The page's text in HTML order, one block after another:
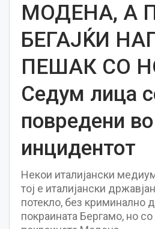
МОДЕНА, А
БЕГАЈЌИ
ПЕШАК СО
Седум лица
повредени во
инцидентот
Некои италијански
тој е италијански
потекло, без криминално
покраината Бергамо, но